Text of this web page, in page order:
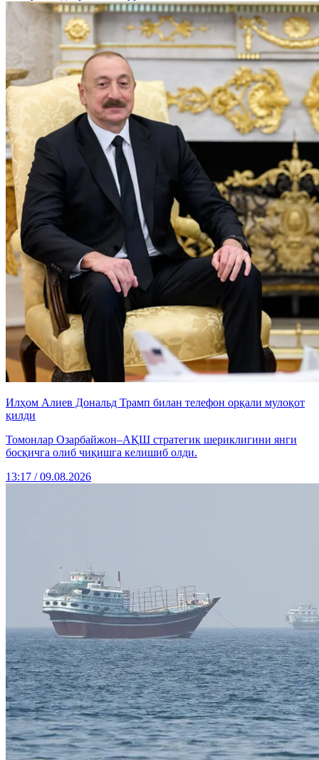
Илҳом Алиев Дональд Трамп билан телефон орқали мулоқот
қилди
Томонлар Озарбайжон–АҚШ стратегик шериклигини янги
босқичга олиб чиқишга келишиб олди.
13:17 / 09.08.2026